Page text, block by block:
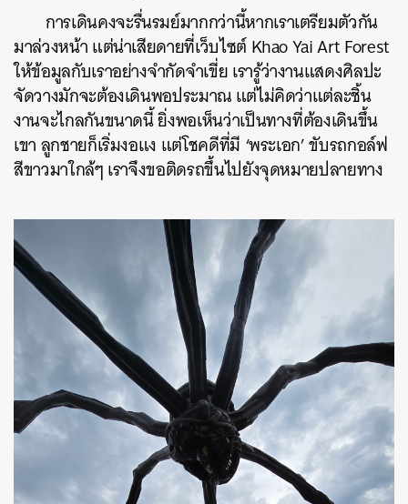
การเดินคงจะรื่นรมย์มากกว่านี้หากเราเตรียมตัวกัน
มาล่วงหน้า แต่น่าเสียดายที่เว็บไซต์ Khao Yai Art Forest
ให้ข้อมูลกับเราอย่างจำกัดจำเขี่ย เรารู้ว่างานแสดงศิลปะ
จัดวางมักจะต้องเดินพอประมาณ แต่ไม่คิดว่าแต่ละชิ้น
งานจะไกลกันขนาดนี้ ยิ่งพอเห็นว่าเป็นทางที่ต้องเดินขึ้น
เขา ลูกชายก็เริ่มงอแง แต่โชคดีที่มี ‘พระเอก’ ขับรถกอล์ฟ
สีขาวมาใกล้ๆ เราจึงขอติดรถขึ้นไปยังจุดหมายปลายทาง